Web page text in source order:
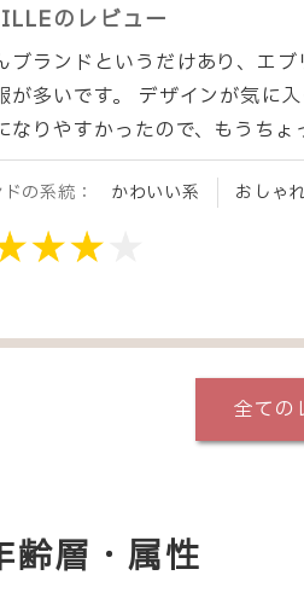
のレビュー
ブランドというだけあり、エ
が多いです。 デザインが気に
なりやすかったので、もうち
の系統： かわいい系 おしゃ
全ての
層・属性